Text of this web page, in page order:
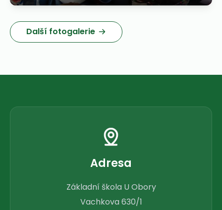
Další fotogalerie
Adresa
Základní škola U Obory
Vachkova 630/1